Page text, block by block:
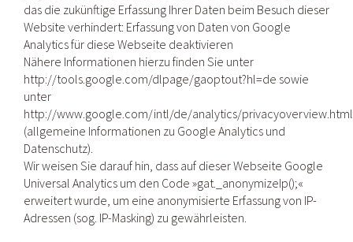
das die zukünftige Erfassung Ihrer Daten beim Besuch dieser
Website verhindert: Erfassung von Daten von Google
Analytics für diese Webseite deaktivieren
Nähere Informationen hierzu finden Sie unter
http://tools.google.com/dlpage/gaoptout?hl=de sowie
unter
http://www.google.com/intl/de/analytics/privacyoverview.html
(allgemeine Informationen zu Google Analytics und
Datenschutz).
Wir weisen Sie darauf hin, dass auf dieser Webseite Google
Universal Analytics um den Code »gat._anonymizeIp();«
erweitert wurde, um eine anonymisierte Erfassung von IP-
Adressen (sog. IP-Masking) zu gewährleisten.